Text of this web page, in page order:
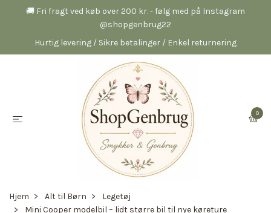
🚚 Fri fragt ved køb over 200 kr. - følg med på Instagram
@shopgenbrug22
Hurtig levering / Sikre betalinger / Enkel returnering
0
Hjem Alt til Børn
Legetøj
Mini Cooper modelbil – lidt større bil til nye køreture